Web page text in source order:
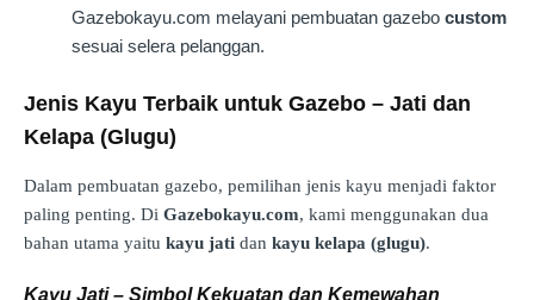
Gazebokayu.com melayani pembuatan gazebo custom
sesuai selera pelanggan.
Jenis Kayu Terbaik untuk Gazebo – Jati dan
Kelapa (Glugu)
Dalam pembuatan gazebo, pemilihan jenis kayu menjadi faktor
paling penting. Di Gazebokayu.com, kami menggunakan dua
bahan utama yaitu kayu jati dan kayu kelapa (glugu).
Kayu Jati – Simbol Kekuatan dan Kemewahan